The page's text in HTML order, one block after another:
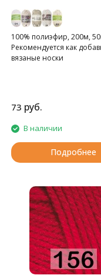
100% полиэфир, 200м,
Рекомендуется как
вязаные носки
73 руб.
В наличии
Подробнее